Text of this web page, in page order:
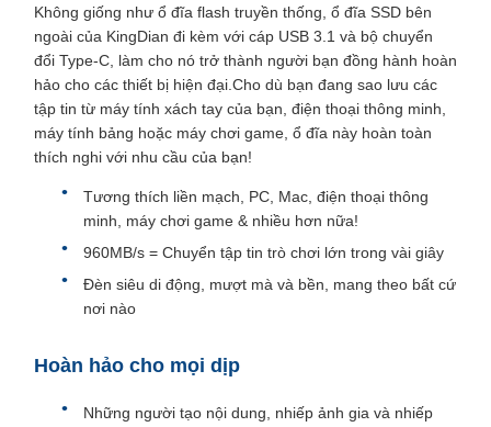
Không giống như ổ đĩa flash truyền thống, ổ đĩa SSD bên
ngoài của KingDian đi kèm với cáp USB 3.1 và bộ chuyển
đổi Type-C, làm cho nó trở thành người bạn đồng hành hoàn
hảo cho các thiết bị hiện đại.Cho dù bạn đang sao lưu các
tập tin từ máy tính xách tay của bạn, điện thoại thông minh,
máy tính bảng hoặc máy chơi game, ổ đĩa này hoàn toàn
thích nghi với nhu cầu của bạn!
Tương thích liền mạch, PC, Mac, điện thoại thông
minh, máy chơi game & nhiều hơn nữa!
960MB/s = Chuyển tập tin trò chơi lớn trong vài giây
Đèn siêu di động, mượt mà và bền, mang theo bất cứ
nơi nào
Hoàn hảo cho mọi dịp
Những người tạo nội dung, nhiếp ảnh gia và nhiếp